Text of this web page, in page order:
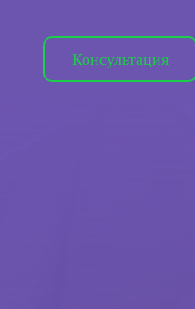
Консультация